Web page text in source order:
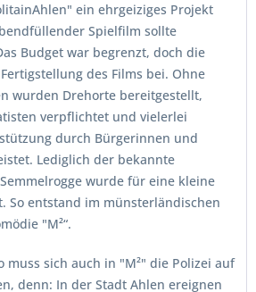
ein ehrgeiziges Projekt
Spielfilm sollte
Budget war begrenzt, doch die
des Films bei. Ohne
wurden Drehorte bereitgestellt,
verpflichtet und vielerlei
durch Bürgerinnen und
Lediglich der bekannte
wurde für eine kleine
So entstand im münsterländischen
"M²“.
muss sich auch in "M²" die Polizei auf
denn: In der Stadt Ahlen ereignen